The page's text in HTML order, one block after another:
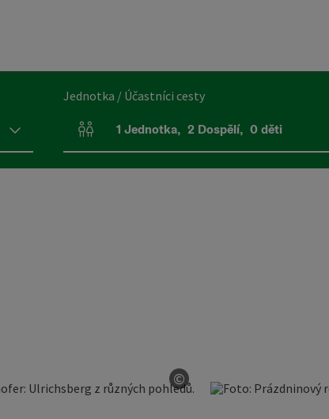
Jednotka / Účastníci cesty
Počet jednotek a polí pro osoby
1 Jednotka, 2 Dospělí, 0 děti
©
otevřít copyright